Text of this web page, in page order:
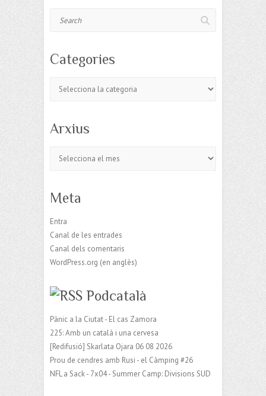
Categories
Arxius
Meta
Entra
Canal de les entrades
Canal dels comentaris
WordPress.org (en anglès)
Podcatalà
Pànic a la Ciutat - El cas Zamora
225: Amb un català i una cervesa
[Redifusió] Skarlata Ojara 06 08 2026
Prou de cendres amb Rusi - el Càmping #26
NFL a Sack - 7x04 - Summer Camp: Divisions SUD